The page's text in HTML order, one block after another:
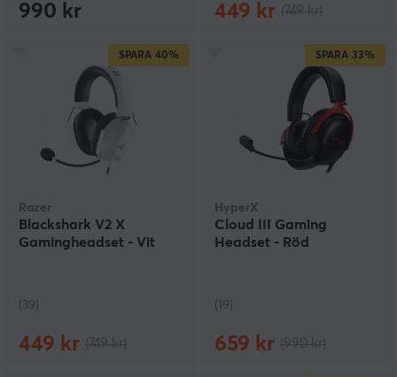
990 kr 449 kr
SPARA 40%
Razer
Blackshark V2 X
Gamingheadset - Vit
(39)
449 kr
SPARA 33%
HyperX
Cloud III Gaming
Headset - Röd
(19)
659 kr